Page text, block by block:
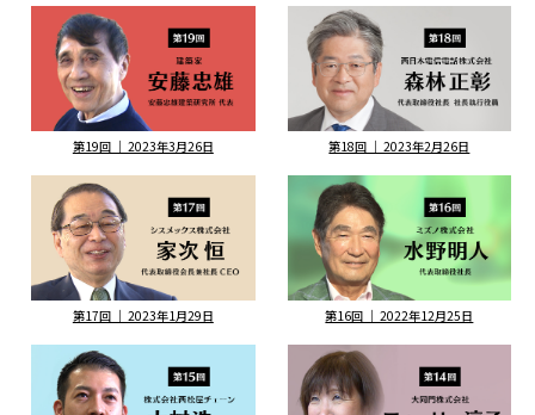
第19回 ｜ 2023年3月26日 第18回 ｜ 2023年2月26日
第17回 ｜ 2023年1月29日 第16回 ｜ 2022年12月25日